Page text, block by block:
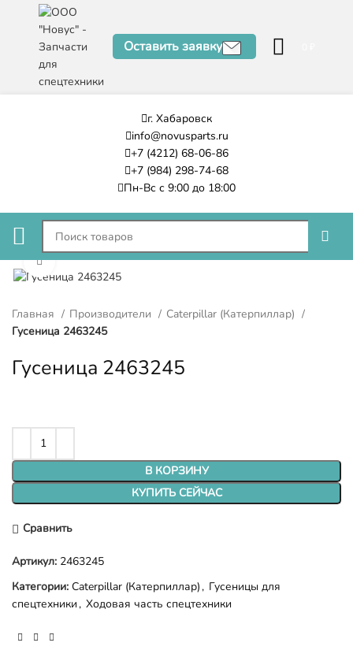
Оставить заявку
г. Хабаровск
info@novusparts.ru
+7 (4212) 68-06-86
+7 (984) 298-74-68
Пн-Вс с 9:00 до 18:00
Нажмите, чтобы увеличить
Главная Производители
Caterpillar (Катерпиллар)
Гусеница 2463245
Гусеница 2463245
В КОРЗИНУ
КУПИТЬ СЕЙЧАС
Сравнить
Артикул: 2463245
Категории: Caterpillar (Катерпиллар) , Гусеницы для
спецтехники , Ходовая часть спецтехники